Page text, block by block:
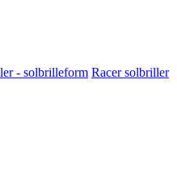
Racer solbriller